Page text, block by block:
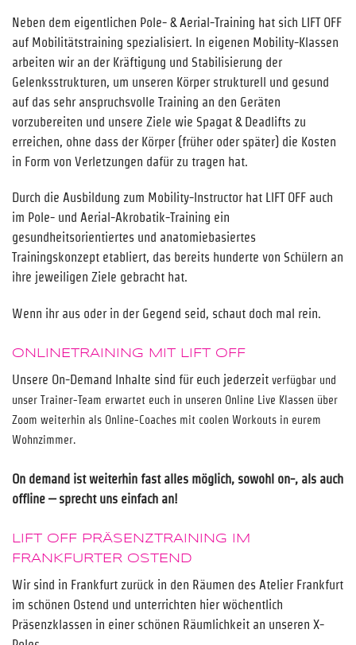
Neben dem eigentlichen Pole- & Aerial-Training hat sich LIFT OFF
auf Mobilitätstraining spezialisiert. In eigenen Mobility-Klassen
arbeiten wir an der Kräftigung und Stabilisierung der
Gelenksstrukturen, um unseren Körper strukturell und gesund
auf das sehr anspruchsvolle Training an den Geräten
vorzubereiten und unsere Ziele wie Spagat & Deadlifts zu
erreichen, ohne dass der Körper (früher oder später) die Kosten
in Form von Verletzungen dafür zu tragen hat.
Durch die Ausbildung zum Mobility-Instructor hat LIFT OFF auch
im Pole- und Aerial-Akrobatik-Training ein
gesundheitsorientiertes und anatomiebasiertes
Trainingskonzept etabliert, das bereits hunderte von Schülern an
ihre jeweiligen Ziele gebracht hat.
Wenn ihr aus oder in der Gegend seid, schaut doch mal rein.
ONLINETRAINING MIT LIFT OFF
Unsere On-Demand Inhalte sind für euch jederzeit verfügbar und
unser Trainer-Team erwartet euch in unseren Online Live Klassen über
Zoom weiterhin als Online-Coaches mit coolen Workouts in eurem
Wohnzimmer.
On demand ist weiterhin fast alles möglich, sowohl on-, als auch
offline – sprecht uns einfach an!
LIFT OFF PRÄSENZTRAINING IM
FRANKFURTER OSTEND
Wir sind in Frankfurt zurück in den Räumen des Atelier Frankfurt
im schönen Ostend und unterrichten hier wöchentlich
Präsenzklassen in einer schönen Räumlichkeit an unseren X-